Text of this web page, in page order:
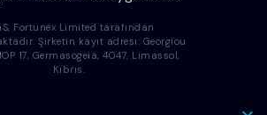
Fortunex Limited tarafından
Şirketin kayıt adresi: Georgiou
17, Germasogeia, 4047, Limassol,
Kıbrıs.